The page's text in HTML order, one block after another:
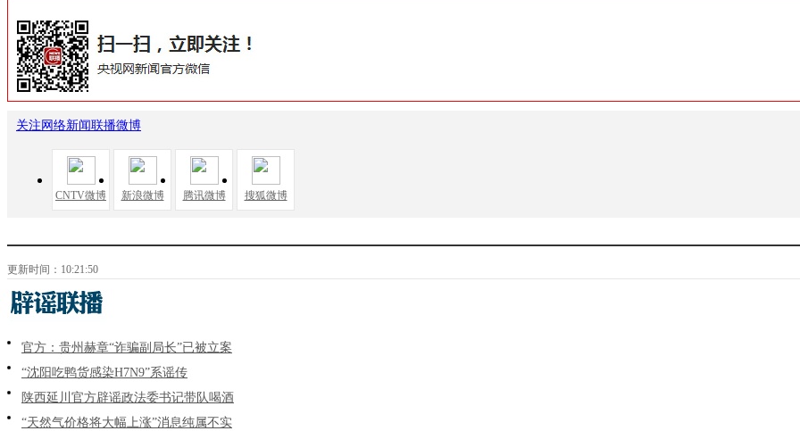
关注网络新闻联播微博
CNTV微博 新浪微博 腾讯微博 搜狐微博
更新时间：10:21:50
官方：贵州赫章“诈骗副局长”已被立案
“沈阳吃鸭货感染H7N9”系谣传
陕西延川官方辟谣政法委书记带队喝酒
“天然气价格将大幅上涨”消息纯属不实